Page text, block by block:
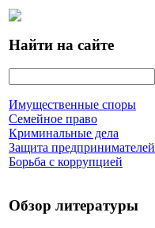
Найти на сайте
Имущественные споры
Семейное право
Криминальные дела
Защита предпринимателей
Борьба с коррупцией
Обзор литературы